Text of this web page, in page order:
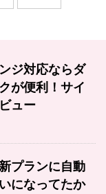
ジ対応ならダ
が便利！サイ
ュー
プランに自動
になってたか